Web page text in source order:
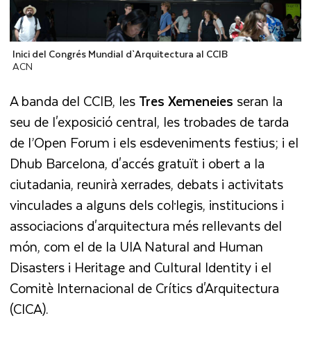
Inici del Congrés Mundial d`Arquitectura al CCIB
ACN
A banda del CCIB, lesTres Xemeneies seran la
seu de l'exposició central, les trobades de tarda
de l’Open Forum i els esdeveniments festius; i el
Dhub Barcelona, d'accés gratuït i obert a la
ciutadania, reunirà xerrades, debats i activitats
vinculades a alguns dels col·legis, institucions i
associacions d'arquitectura més rellevants del
món, com el de la UIA Natural and Human
Disasters i Heritage and Cultural Identity i el
Comitè Internacional de Crítics d'Arquitectura
(CICA).